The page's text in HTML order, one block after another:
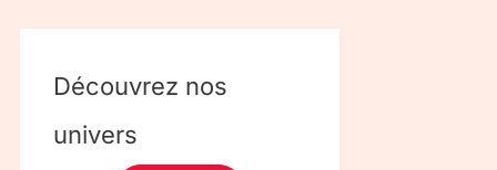
Découvrez nos
univers